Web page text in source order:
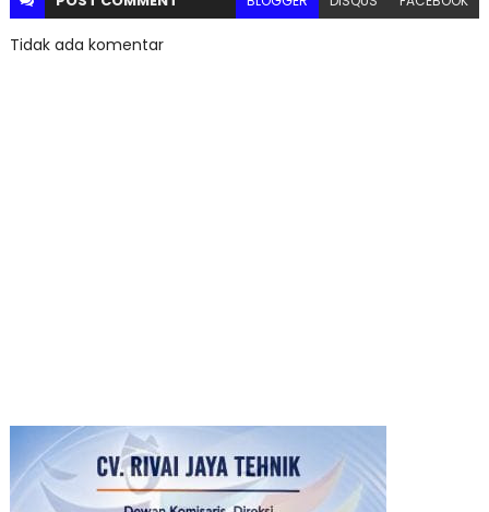
Tidak ada komentar